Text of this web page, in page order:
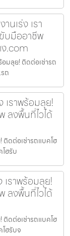
เร่ง เรา
บมืออาชีพ
.com
มลุย! ติดต่อเช่ารถ
ถ
เราพร้อมลุย!
ลงพื้นที่ไวได้
ติดต่อเช่ารถแบคโฮ
ฮรับ
ราพร้อมลุย!
ลงพื้นที่ไวได้
ติดต่อเช่ารถแบคโฮ
ฮรับจ